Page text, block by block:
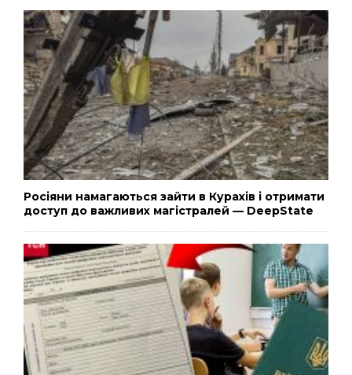
Росіяни намагаються зайти в Курахів і отримати
доступ до важливих магістралей — DeepState